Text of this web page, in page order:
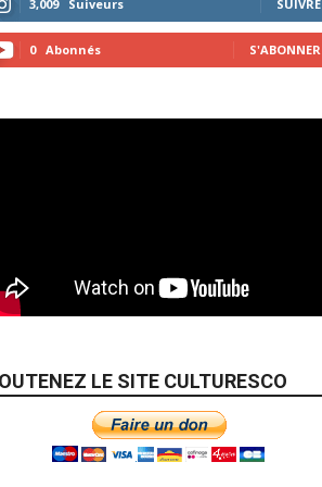
3,009 Suiveurs SUIVRE
0 Abonnés S'ABONNER
LE SITE CULTURESCO